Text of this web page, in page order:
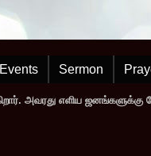
Events Sermon
அவரது எளிய